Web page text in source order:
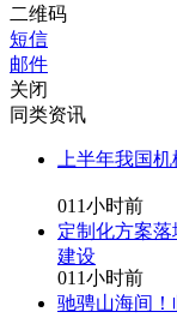
二维码
短信
邮件
关闭
同类资讯
上半年我国
011小时前
定制化方案
建设
011小时前
驰骋山海间！